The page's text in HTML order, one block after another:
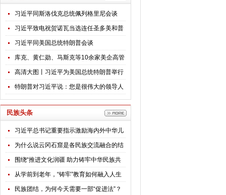
习近平同斯洛伐克总统佩列格里尼会谈
习近平致电祝贺诺瓦当选连任圣多美和普
林西比总统
习近平同美国总统特朗普会谈
库克、黄仁勋、马斯克等10余家美企高管
随特朗普访华，透露哪些信号？
高清大图丨习近平为美国总统特朗普举行
欢迎仪式
特朗普对习近平说：您是很伟大的领导人
民族头条
习近平总书记重要指示激励海内外中华儿
女团结奋斗
为什么说云冈石窟是各民族交流融合的结
晶？
围绕“推进文化润疆 助力铸牢中华民族共
同体意识”，全国政协专题调研组赴新疆开
展调研
从学前到老年，“铸牢”教育如何融入人生
每个阶段？
民族团结，为何今天需要一部“促进法”？